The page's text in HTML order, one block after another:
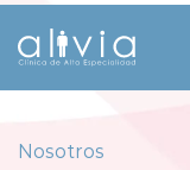
Nosotros